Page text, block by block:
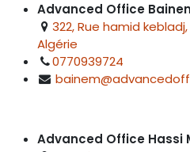
Advanced Office
322, Rue hamid
Algérie
0770939724
Advanced Office Hassi